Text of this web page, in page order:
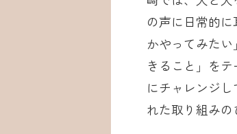
の声に日常的
かやってみた
きること」を
にチャレンジ
れた取り組みの